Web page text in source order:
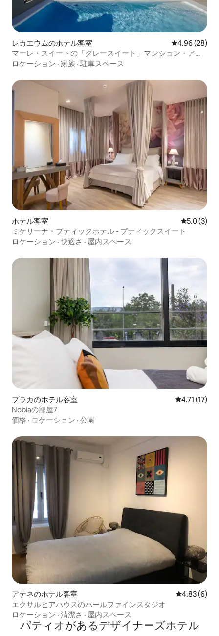
レカエウムのホテル客室 レビュー28
4.96 (28)
マーレ・スイートの「グレースイート」マンション・アパ
ート
ロケーション · 家族 · 駐車スペース
ホテル客室 レビュー3
5.0 (3)
ミケリーナ・ブティックホテル - ブティックスイート
ロケーション ·快適さ · 屋内スペース
プラカのホテル客室 レビュー17
4.71 (17)
Nobiaの部屋7
価格 · ロケーション · 公園
アテネのホテル客室 レビュー6
4.83 (6)
エクサルヒアハウスのパールファインスタジオ
ロケーション · 清潔さ · 屋内スペース
パティオがあるデ⁠ザ⁠イ⁠ナ⁠ー⁠ズホ⁠テ⁠ル